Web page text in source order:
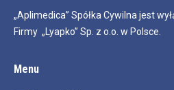
„Aplimedica” Spółka Cywilna jest
Firmy „Lyapko” Sp. z o.o. w Polsce.
Menu